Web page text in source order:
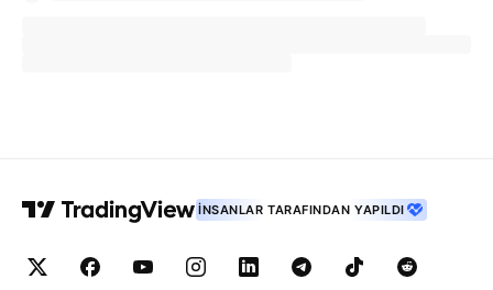
İNSANLAR TARAFINDAN YAPILDI